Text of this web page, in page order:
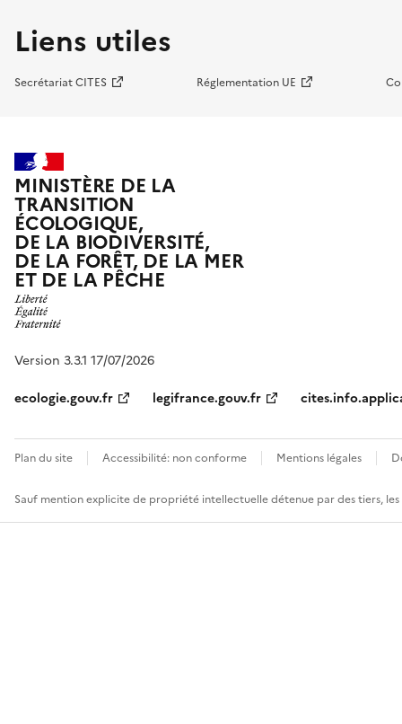
Liens utiles
Secrétariat CITES Réglementation UE
MINISTÈRE DE LA
TRANSITION
ÉCOLOGIQUE,
DE LA BIODIVERSITÉ,
DE LA FORÊT, DE LA MER
ET DE LA PÊCHE
Version 3.3.1 17/07/2026
ecologie.gouv.fr
legifrance.gouv.fr
Plan du site Accessibilité: non conforme Mentions légales
Sauf mention explicite de propriété intellectuelle détenue par des tiers,